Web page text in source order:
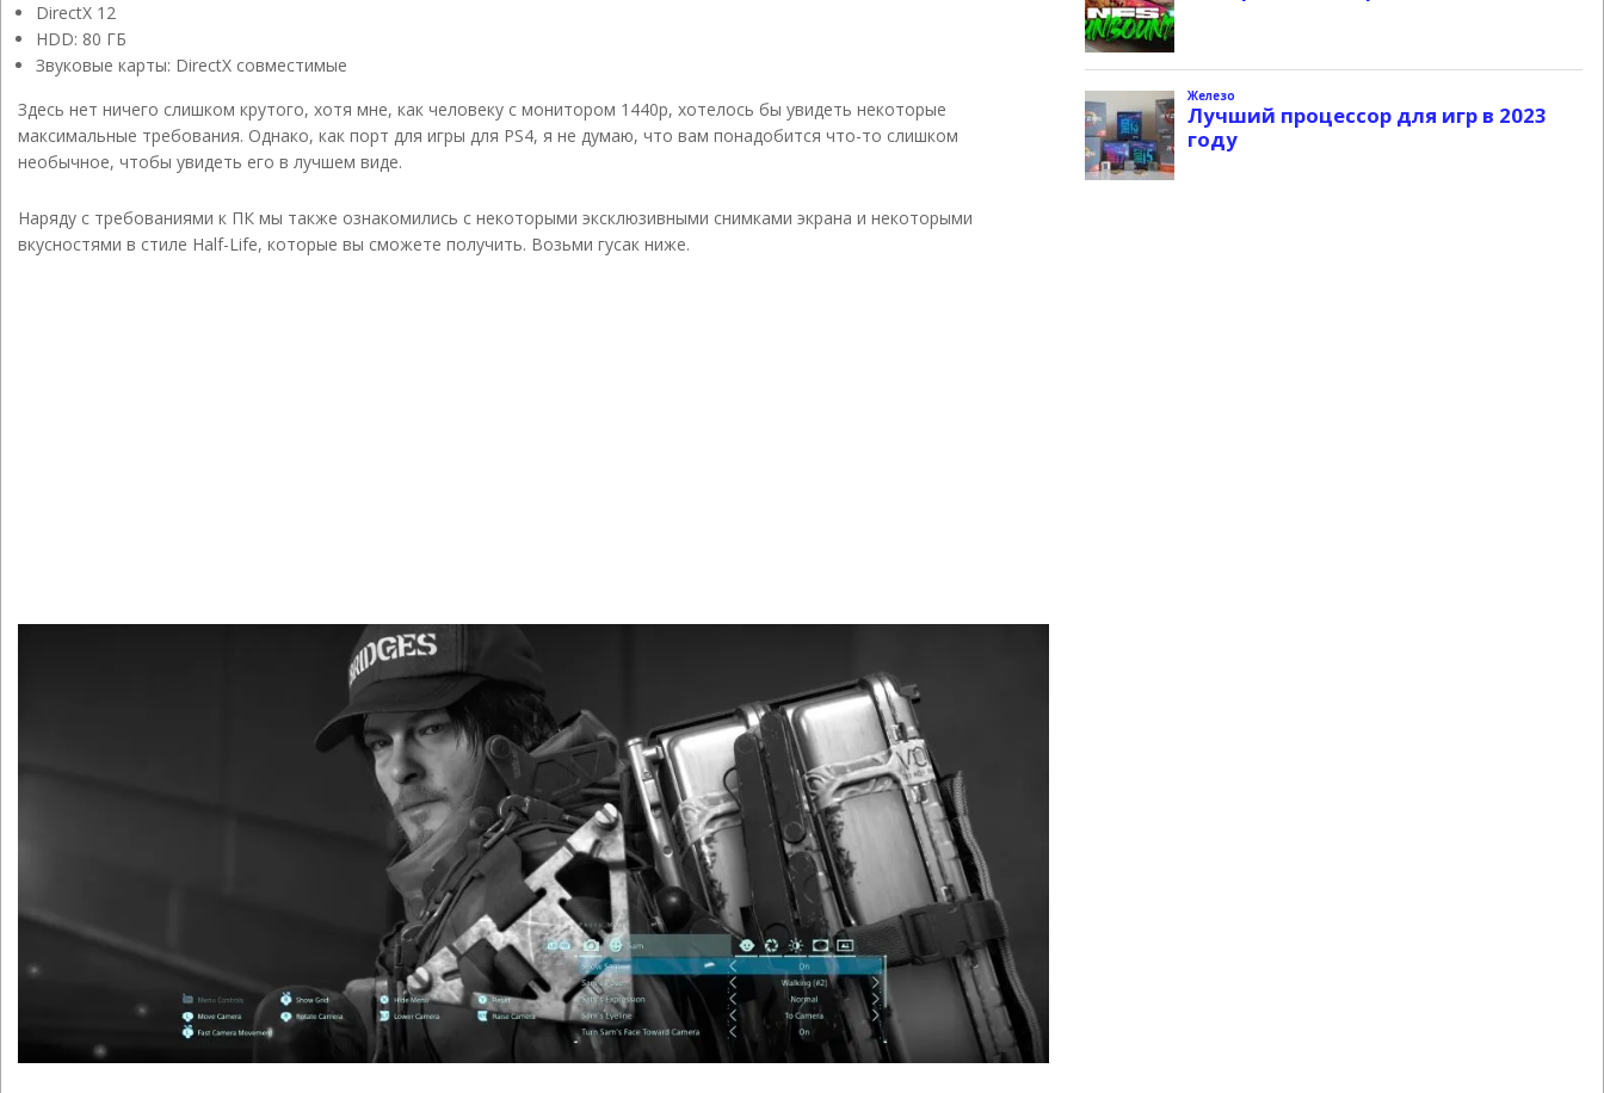
DirectX 12
HDD: 80 ГБ
Звуковые карты: DirectX совместимые
Здесь нет ничего слишком крутого, хотя мне, как человеку с монитором 1440p, хотелось бы увидеть некоторые
максимальные требования. Однако, как порт для игры для PS4, я не думаю, что вам понадобится что-то слишком
необычное, чтобы увидеть его в лучшем виде.
Наряду с требованиями к ПК мы также ознакомились с некоторыми эксклюзивными снимками экрана и некоторыми
вкусностями в стиле Half-Life, которые вы сможете получить. Возьми гусак ниже.